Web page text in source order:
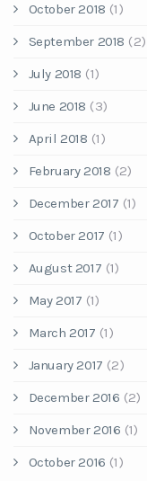
October 2018 (1)
September 2018 (2)
July 2018 (1)
June 2018 (3)
April 2018 (1)
February 2018 (2)
December 2017 (1)
October 2017 (1)
August 2017 (1)
May 2017 (1)
March 2017 (1)
January 2017 (2)
December 2016 (2)
November 2016 (1)
October 2016 (1)